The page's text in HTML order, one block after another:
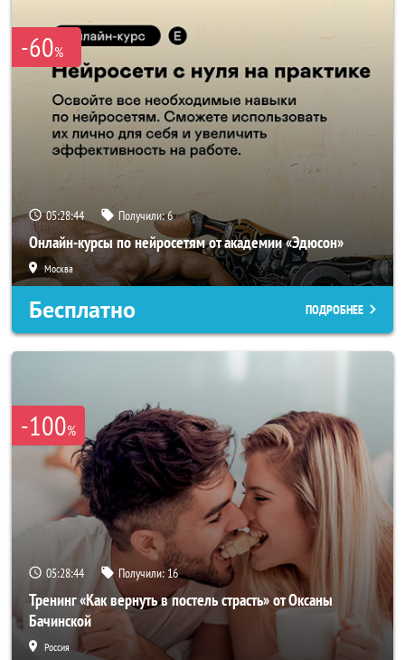
-60%
05:28:42 Получили:6
Онлайн-курсы по нейросетям от академии «Эдюсон»
Москва
Бесплатно ПОДРОБНЕЕ
-100%
05:28:42 Получили: 16
Тренинг «Как вернуть в постель страсть» от Оксаны
Бачинской
Россия